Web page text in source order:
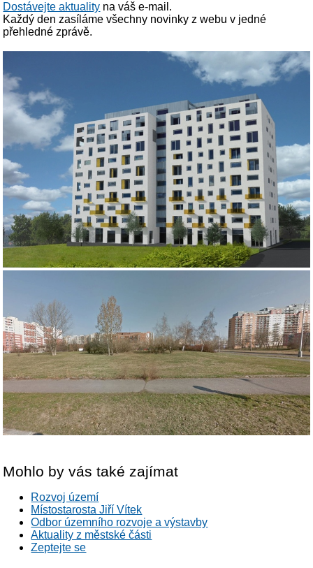
Dostávejte aktuality na váš e-mail.
Každý den zasíláme všechny novinky z webu v jedné
přehledné zprávě.
Mohlo by vás také zajímat
Rozvoj území
Místostarosta Jiří Vítek
Odbor územního rozvoje a výstavby
Aktuality z městské části
Zeptejte se